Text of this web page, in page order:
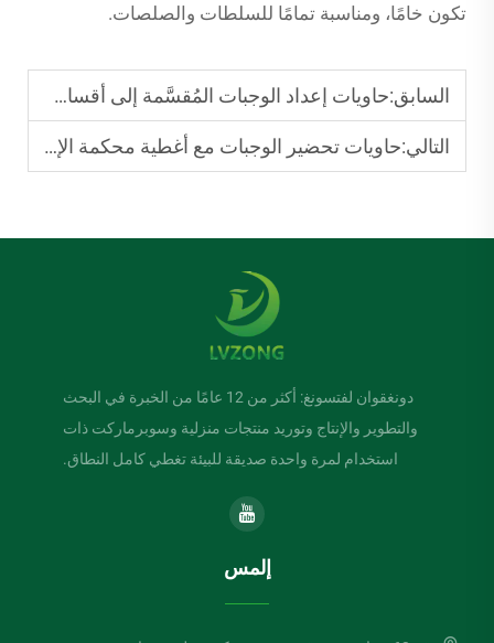
تكون خامًا، ومناسبة تمامًا للسلطات والصلصات.
السابق:حاويات إعداد الوجبات المُقسَّمة إلى أقسام: بسّط خطط وجباتك الأسبوعية
التالي:حاويات تحضير الوجبات مع أغطية محكمة الإغلاق: وسّع فترة نضارة الطعام بسهولة
دونغقوان لفتسونغ: أكثر من 12 عامًا من الخبرة في البحث
والتطوير والإنتاج وتوريد منتجات منزلية وسوبرماركت ذات
استخدام لمرة واحدة صديقة للبيئة تغطي كامل النطاق.
إلمس